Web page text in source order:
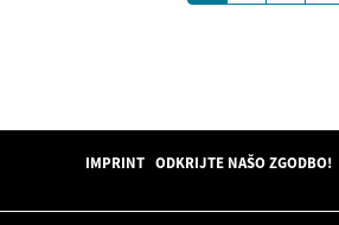
IMPRINT ODKRIJTE NAŠO ZGODBO!